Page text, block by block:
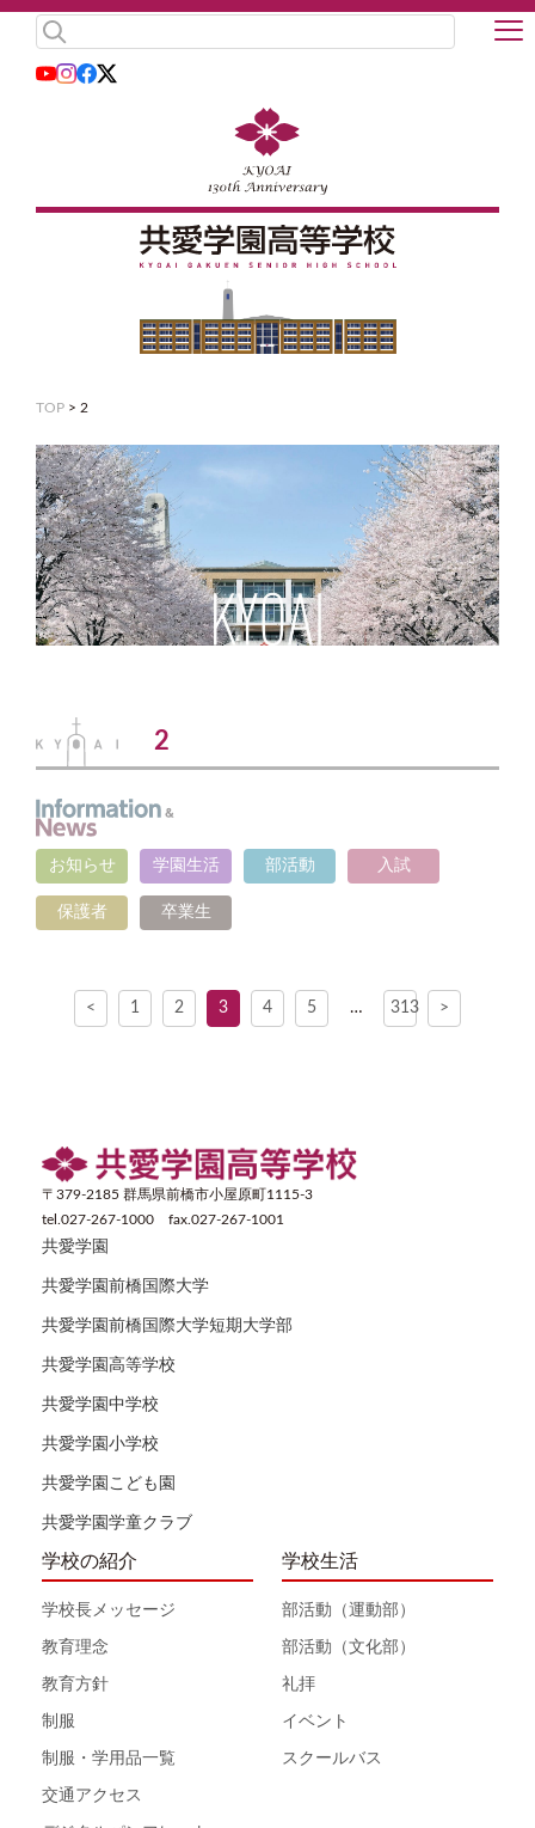
TOP > 2
2
お知らせ 学園生活 部活動 入試
保護者 卒業生
< 1 2 3 4 5 … 313 >
〒379-2185 群馬県前橋市小屋原町1115-3
tel.027-267-1000 fax.027-267-1001
共愛学園
共愛学園前橋国際大学
共愛学園前橋国際大学短期大学部
共愛学園高等学校
共愛学園中学校
共愛学園小学校
共愛学園こども園
共愛学園学童クラブ
学校の紹介
学校長メッセージ
教育理念
教育方針
制服
制服・学用品一覧
交通アクセス
学校生活
部活動（運動部）
部活動（文化部）
礼拝
イベント
スクールバス